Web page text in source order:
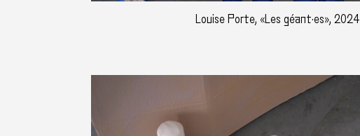
Louise Porte, «Les géant·es», 2024